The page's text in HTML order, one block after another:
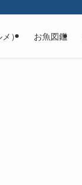
） お魚図鑑